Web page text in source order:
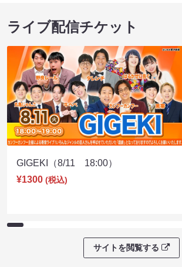
ライブ配信チケット
GIGEKI（8/11 18:00）
¥1300 (税込)
サイトを閲覧する